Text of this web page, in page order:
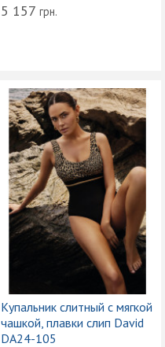
5 157 грн.
Купальник слитный с мягкой
чашкой, плавки слип David
DA24-105